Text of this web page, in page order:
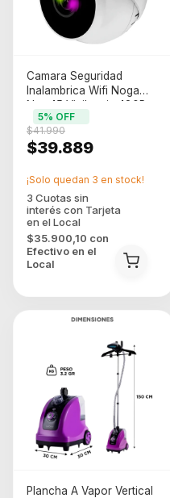
Camara Seguridad
Inalambrica Wifi Noga
Ngw45 Vigilancia 480P
Blanco
$39.889
$41.990
5% OFF
$35.900,10 con
Efectivo en el
Local
¡Solo quedan 3 en stock!
Plancha A Vapor Vertical